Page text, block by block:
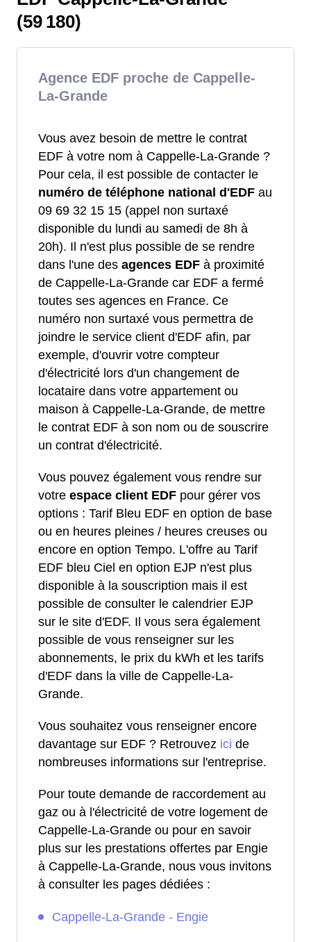
(59 180)
Agence EDF proche de Cappelle-
La-Grande
Vous avez besoin de mettre le contrat
EDF à votre nom à Cappelle-La-Grande ?
Pour cela, il est possible de contacter le
numéro de téléphone national d'EDF au
09 69 32 15 15 (appel non surtaxé
disponible du lundi au samedi de 8h à
20h). Il n'est plus possible de se rendre
dans l'une des agences EDF à proximité
de Cappelle-La-Grande car EDF a fermé
toutes ses agences en France. Ce
numéro non surtaxé vous permettra de
joindre le service client d'EDF afin, par
exemple, d'ouvrir votre compteur
d'électricité lors d'un changement de
locataire dans votre appartement ou
maison à Cappelle-La-Grande, de mettre
le contrat EDF à son nom ou de souscrire
un contrat d'électricité.
Vous pouvez également vous rendre sur
votre espace client EDF pour gérer vos
options : Tarif Bleu EDF en option de base
ou en heures pleines / heures creuses ou
encore en option Tempo. L'offre au Tarif
EDF bleu Ciel en option EJP n'est plus
disponible à la souscription mais il est
possible de consulter le calendrier EJP
sur le site d'EDF. Il vous sera également
possible de vous renseigner sur les
abonnements, le prix du kWh et les tarifs
d'EDF dans la ville de Cappelle-La-
Grande.
Vous souhaitez vous renseigner encore
davantage sur EDF ? Retrouvez ici de
nombreuses informations sur l'entreprise.
Pour toute demande de raccordement au
gaz ou à l'électricité de votre logement de
Cappelle-La-Grande ou pour en savoir
plus sur les prestations offertes par Engie
à Cappelle-La-Grande, nous vous invitons
à consulter les pages dédiées :
Cappelle-La-Grande - Engie